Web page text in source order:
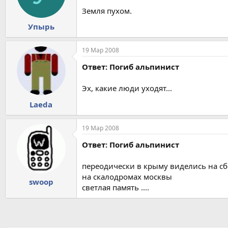
Упырь
Земля пухом.
Laeda
19 Мар 2008
Ответ: Погиб альпинист
Эх, какие люди уходят...
swoop
19 Мар 2008
Ответ: Погиб альпинист
переодически в крыму виделись на
на скалодромах москвы
светлая память ....